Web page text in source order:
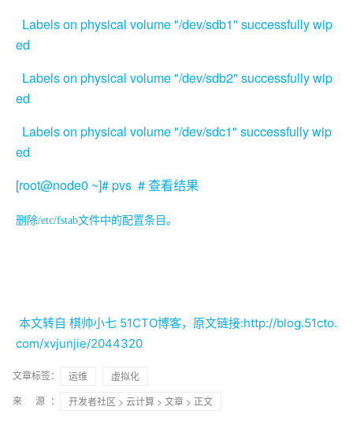
Labels on physical volume "/dev/sdb1" successfully wip
ed
Labels on physical volume "/dev/sdb2" successfully wip
ed
Labels on physical volume "/dev/sdc1" successfully wip
ed
[root@node0 ~]# pvs # 查看结果
删除/etc/fstab文件中的配置条目。
本文转自 棋帅小七 51CTO博客，原文链接:http://blog.51cto.
com/xvjunjie/2044320
文章标签： 运维
虚拟化
来 源：
开发者社区 > 云计算 > 文章 > 正文